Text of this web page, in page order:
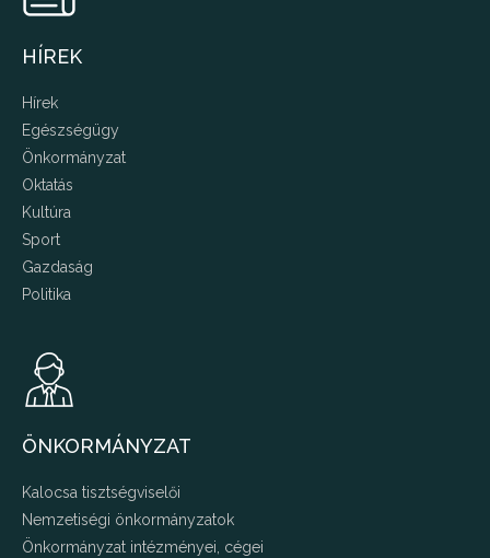
HÍREK
Hírek
Egészségügy
Önkormányzat
Oktatás
Kultúra
Sport
Gazdaság
Politika
ÖNKORMÁNYZAT
Kalocsa tisztségviselői
Nemzetiségi önkormányzatok
Önkormányzat intézményei, cégei